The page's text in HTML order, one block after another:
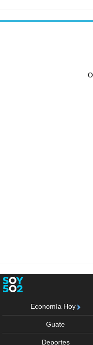
Economía Hoy
Guate
Deportes